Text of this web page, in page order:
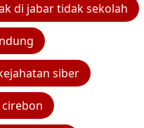
di jabar tidak sekolah
siber